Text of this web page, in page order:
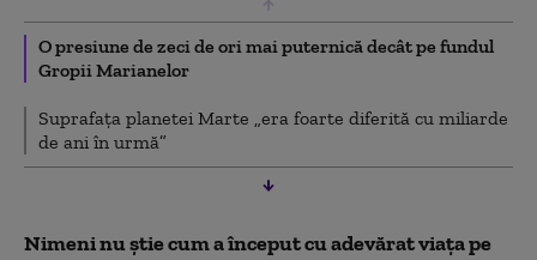
O presiune de zeci de ori mai puternică decât pe fundul
Gropii Marianelor
Suprafața planetei Marte „era foarte diferită cu miliarde
de ani în urmă”
Nimeni nu știe cum a început cu adevărat viața pe